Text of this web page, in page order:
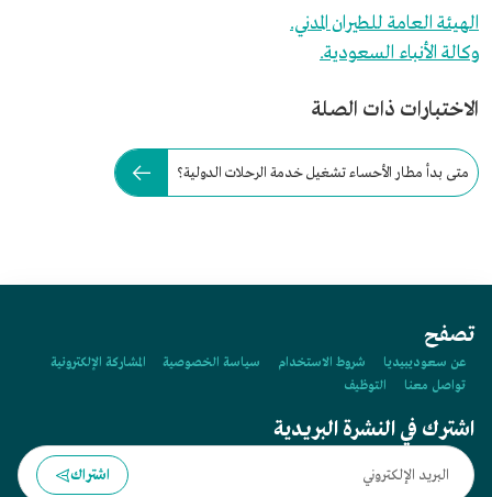
الهيئة العامة للطيران المدني.
وكالة الأنباء السعودية.
الاختبارات ذات الصلة
متى بدأ مطار الأحساء تشغيل خدمة الرحلات الدولية؟
تصفح
عن سعوديبيديا شروط الاستخدام سياسة الخصوصية
المشاركة الإلكترونية
تواصل معنا
التوظيف
اشترك في النشرة البريدية
اشتراك